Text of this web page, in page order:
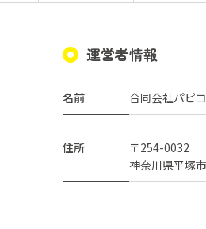
運営者情報
名前 合同会社パピコ
住所
〒254-0032
神奈川県平塚